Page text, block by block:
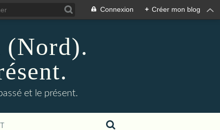
Connexion + Créer mon blog
et le présent.